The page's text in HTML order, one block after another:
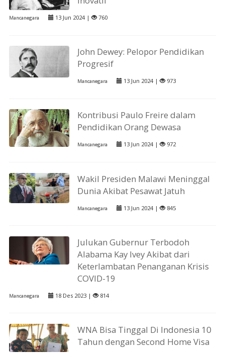
Mancanegara 13 Jun 2024 | 760
John Dewey: Pelopor Pendidikan
Progresif
Mancanegara 13 Jun 2024 | 973
Kontribusi Paulo Freire dalam
Pendidikan Orang Dewasa
Mancanegara 13 Jun 2024 | 972
Wakil Presiden Malawi Meninggal
Dunia Akibat Pesawat Jatuh
Mancanegara 13 Jun 2024 | 845
Julukan Gubernur Terbodoh
Alabama Kay Ivey Akibat dari
Keterlambatan Penanganan Krisis
COVID-19
Mancanegara 18 Des 2023 | 814
WNA Bisa Tinggal Di Indonesia 10
Tahun dengan Second Home Visa